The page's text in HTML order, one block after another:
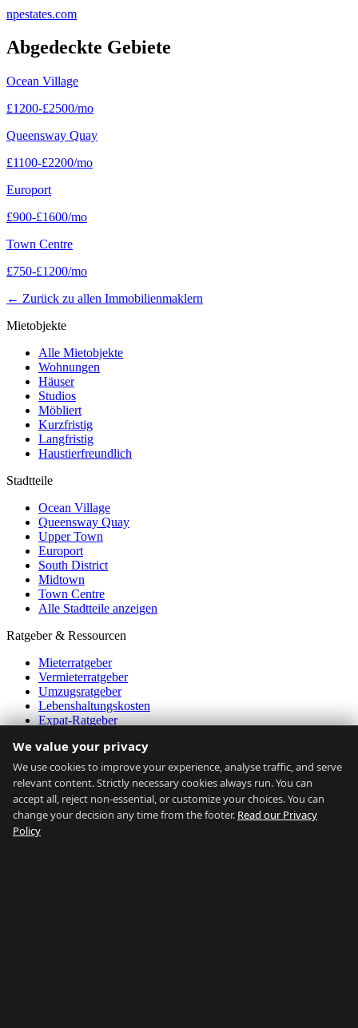
npestates.com
Abgedeckte Gebiete
Ocean Village
£1200-£2500/mo
Queensway Quay
£1100-£2200/mo
Europort
£900-£1600/mo
Town Centre
£750-£1200/mo
← Zurück zu allen Immobilienmaklern
Mietobjekte
Alle Mietobjekte
Wohnungen
Häuser
Studios
Möbliert
Kurzfristig
Langfristig
Haustierfreundlich
Stadtteile
Ocean Village
Queensway Quay
Upper Town
Europort
South District
Midtown
Town Centre
Alle Stadtteile anzeigen
Ratgeber & Ressourcen
Mieterratgeber
Vermieterratgeber
Umzugsratgeber
Lebenshaltungskosten
Expat-Ratgeber
Erschwinglichkeitsrechner
Marktdaten
Über uns
Über uns
Kontakt
We value your privacy
We use cookies to improve your experience, analyse traffic, and serve
relevant content. Strictly necessary cookies always run. You can
accept all, reject non-essential, or customize your choices. You can
change your decision any time from the footer. Read our Privacy
Policy